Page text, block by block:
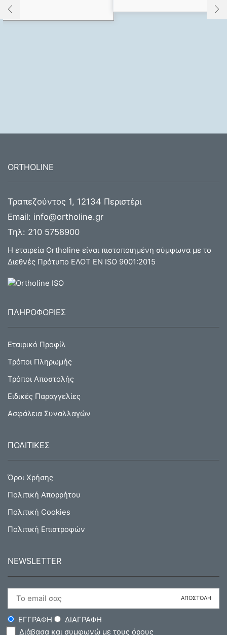
ORTHOLINE
Τραπεζούντος 1, 12134 Περιστέρι
Email: info@ortholine.gr
Τηλ: 210 5758900
Η εταιρεία Ortholine είναι πιστοποιημένη σύμφωνα με το
Διεθνές Πρότυπο ΕΛΟΤ ΕΝ ISO 9001:2015
ΠΛΗΡΟΦΟΡΙΕΣ
Εταιρικό Προφίλ
Τρόποι Πληρωμής
Τρόποι Αποστολής
Ειδικές Παραγγελίες
Ασφάλεια Συναλλαγών
ΠΟΛΙΤΙΚΕΣ
Όροι Χρήσης
Πολιτική Απορρήτου
Πολιτική Cookies
Πολιτική Επιστροφών
NEWSLETTER
ΕΓΓΡΑΦΗ
ΔΙΑΓΡΑΦΗ
Διάβασα και συμφωνώ με τους όρους